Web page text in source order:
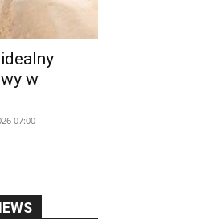
w
07:00